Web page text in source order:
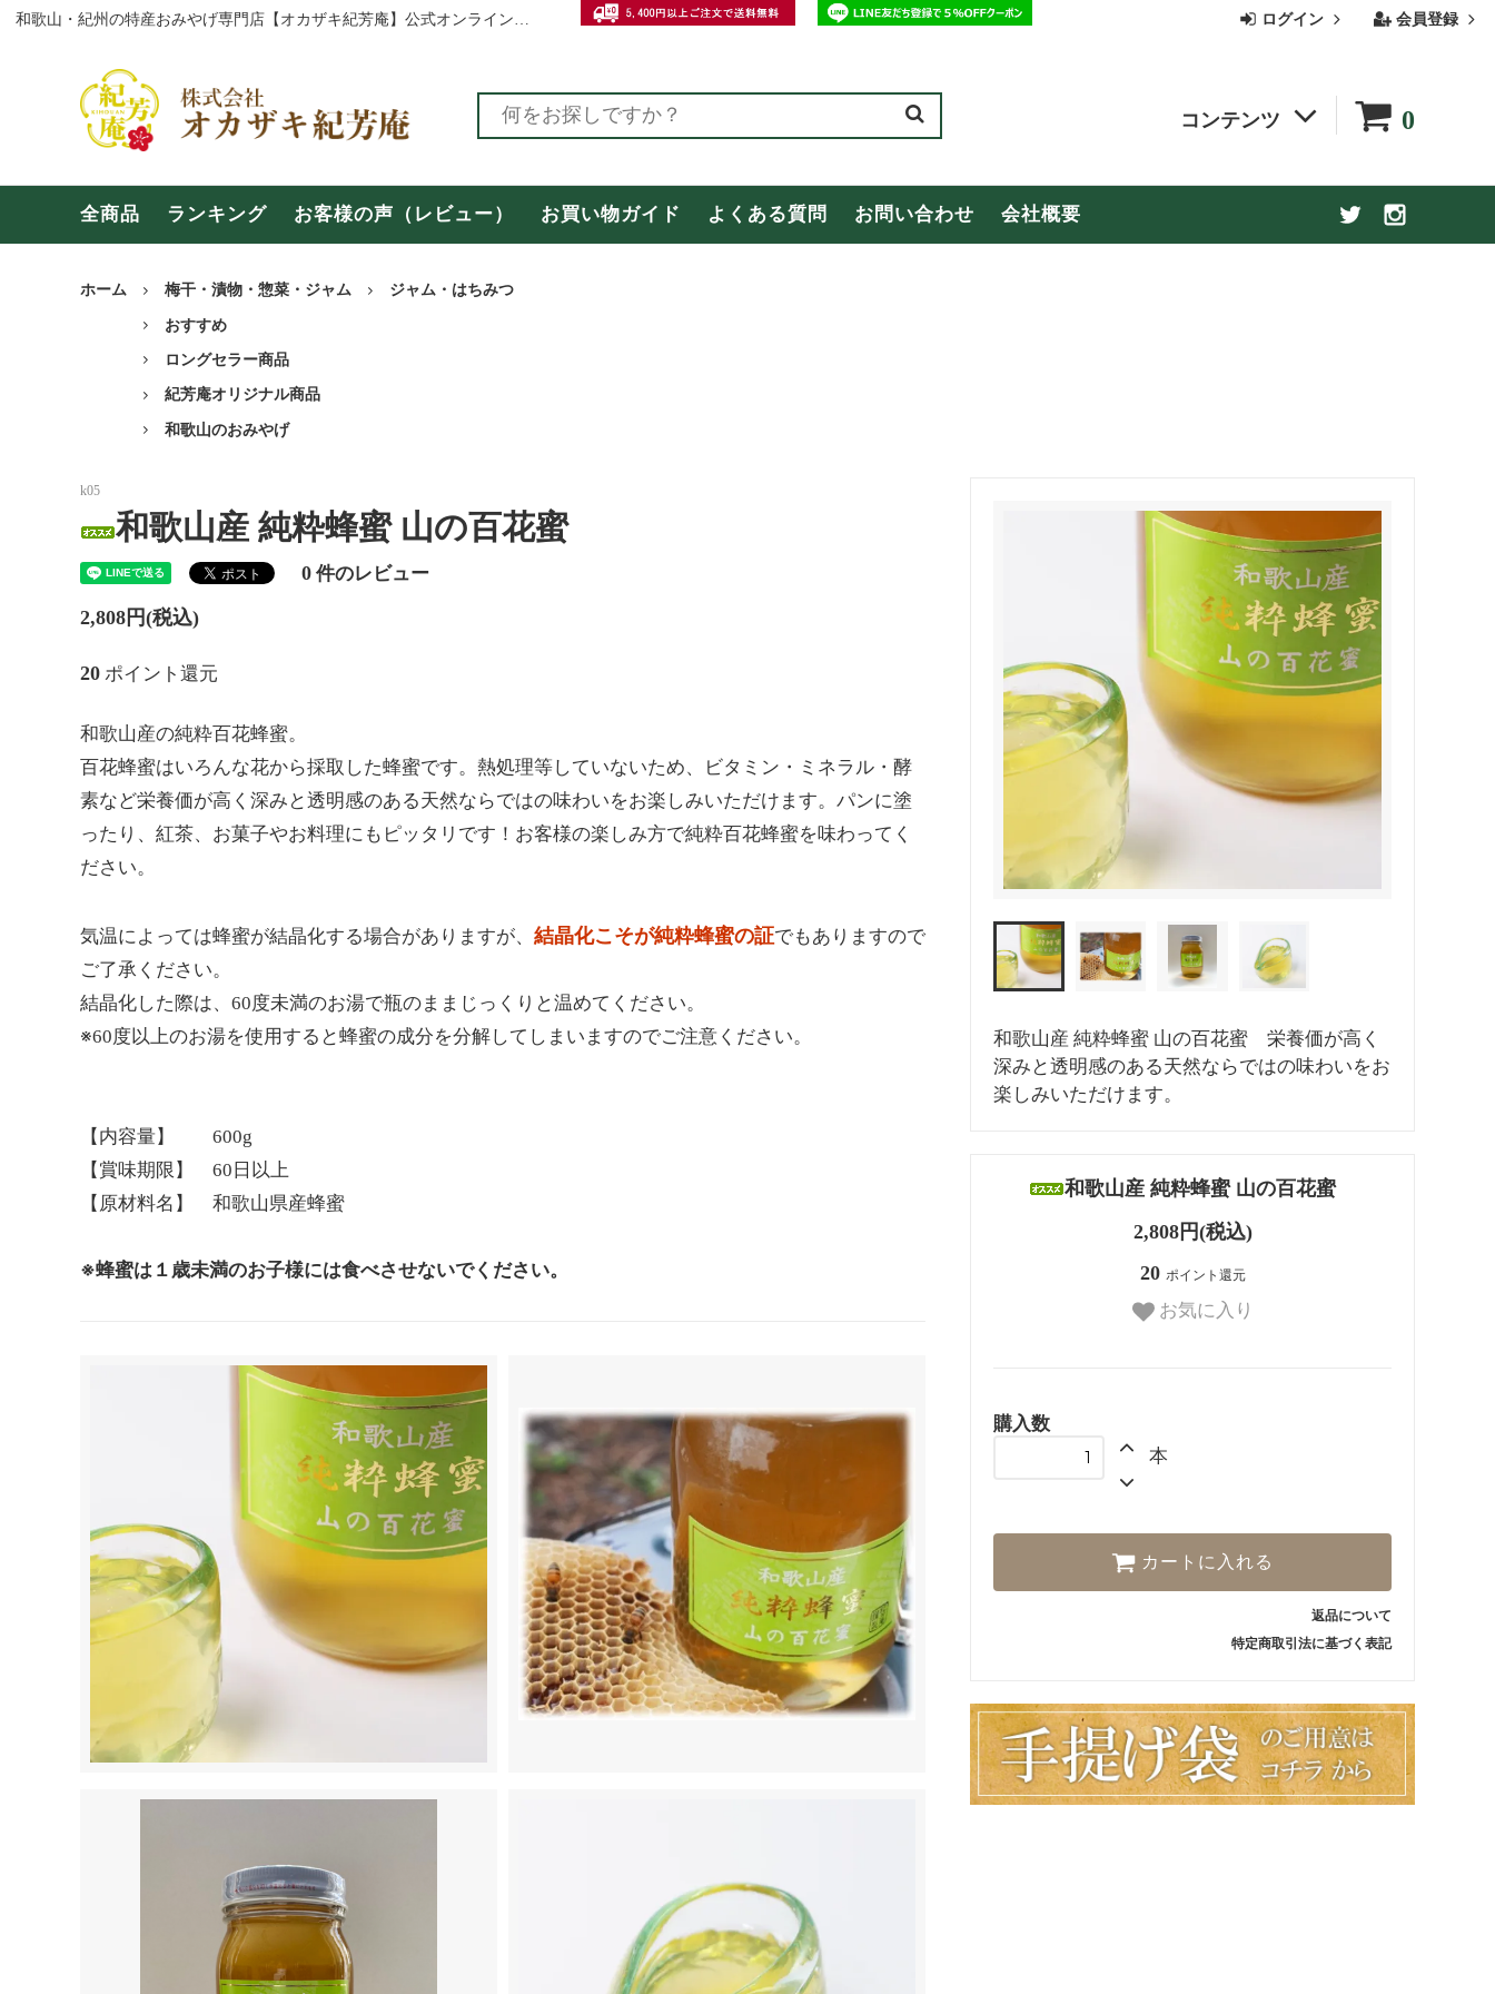
会員登録
ログイン
和歌山・紀州の特産おみやげ専門店【オカザキ紀芳庵】公式オンラインショップ
0
コンテンツ
和歌山の商品 奈良の商品 お客様の声（レビュー） お買い物ガイド
よくある質問 お問い合わせ
【年末年始・冬期休暇のご案内】
全商品 ランキング お客様の声（レビュー） お買い物ガイド よくある質問 お問い合わせ 会社概要
ホーム 梅干・漬物・惣菜・ジャム ジャム・はちみつ
おすすめ
ロングセラー商品
紀芳庵オリジナル商品
和歌山のおみやげ
和歌山産 純粋蜂蜜 山の百花蜜 栄養価が高く
深みと透明感のある天然ならではの味わいをお
楽しみいただけます。
和歌山産 純粋蜂蜜 山の百花蜜
2,808円(税込)
20 ポイント還元
お気に入り
購入数
本
カートに入れる
返品について
特定商取引法に基づく表記
k05
和歌山産 純粋蜂蜜 山の百花蜜
0 件のレビュー
2,808円(税込)
20 ポイント還元
和歌山産の純粋百花蜂蜜。
百花蜂蜜はいろんな花から採取した蜂蜜です。熱処理等していないため、ビタミン・ミネラル・酵
素など栄養価が高く深みと透明感のある天然ならではの味わいをお楽しみいただけます。パンに塗
ったり、紅茶、お菓子やお料理にもピッタリです！お客様の楽しみ方で純粋百花蜂蜜を味わってく
ださい。
気温によっては蜂蜜が結晶化する場合がありますが、 結晶化こそが純粋蜂蜜の証でもありますので
ご了承ください。
結晶化した際は、60度未満のお湯で瓶のままじっくりと温めてください。
※60度以上のお湯を使用すると蜂蜜の成分を分解してしまいますのでご注意ください。
【内容量】 600g
【賞味期限】 60日以上
【原材料名】 和歌山県産蜂蜜
※蜂蜜は１歳未満のお子様には食べさせないでください。